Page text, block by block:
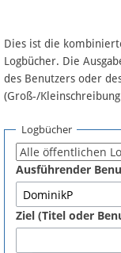
Artikel nach
FAQ
Fördermitglied
Fehler melden
Dies ist die
Logbücher. Die
des Benutzers oder
(Groß-/
Logbücher
Ausführender
Ziel (Titel oder